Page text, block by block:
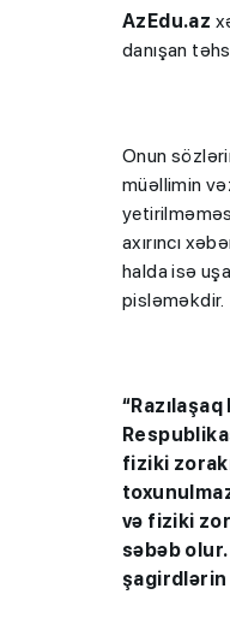
AzEdu.az
danışan
Onun
müəllimin
axırıncı
halda isə
pisləməkdir.
fiziki
və fiziki
səbəb
şagirdlərin